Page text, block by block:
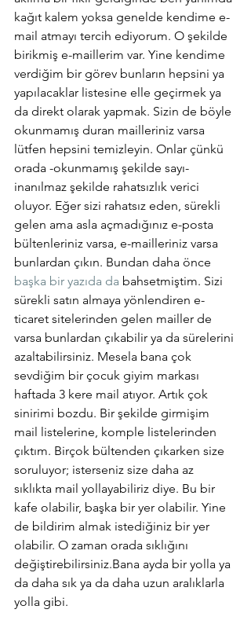
kağıt kalem yoksa genelde kendime e-
mail atmayı tercih ediyorum. O şekilde
birikmiş e-maillerim var. Yine kendime
verdiğim bir görev bunların hepsini ya
yapılacaklar listesine elle geçirmek ya
da direkt olarak yapmak. Sizin de böyle
okunmamış duran mailleriniz varsa
lütfen hepsini temizleyin. Onlar çünkü
orada -okunmamış şekilde sayı-
inanılmaz şekilde rahatsızlık verici
oluyor. Eğer sizi rahatsız eden, sürekli
gelen ama asla açmadığınız e-posta
bültenleriniz varsa, e-mailleriniz varsa
bunlardan çıkın. Bundan daha önce
başka bir yazıda da bahsetmiştim. Sizi
sürekli satın almaya yönlendiren e-
ticaret sitelerinden gelen mailler de
varsa bunlardan çıkabilir ya da sürelerini
azaltabilirsiniz. Mesela bana çok
sevdiğim bir çocuk giyim markası
haftada 3 kere mail atıyor. Artık çok
sinirimi bozdu. Bir şekilde girmişim
mail listelerine, komple listelerinden
çıktım. Birçok bültenden çıkarken size
soruluyor; isterseniz size daha az
sıklıkta mail yollayabiliriz diye. Bu bir
kafe olabilir, başka bir yer olabilir. Yine
de bildirim almak istediğiniz bir yer
olabilir. O zaman orada sıklığını
değiştirebilirsiniz.Bana ayda bir yolla ya
da daha sık ya da daha uzun aralıklarla
yolla gibi.